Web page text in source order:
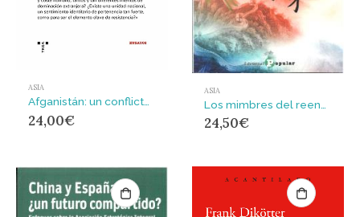
ASIA
24,00€
ASIA
24,50€